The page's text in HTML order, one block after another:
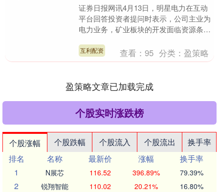
证券日报网讯4月13日，明星电力在互动
平台回答投资者提问时表示，公司主业为
电力业务，矿业板块的开发面临资源条
性，公司将审慎研究....
互利配资 查看：95 分类：盈策略
盈策略文章已加载完成
个股实时涨跌榜
个股涨幅 个股跌幅 个股流入 个股流出
换手率
排名
名称 最新价 涨幅
换手率
1
N展芯 116.52 396.89% 79.39%
2 锐翔智能 110.02 20.21% 16.80%